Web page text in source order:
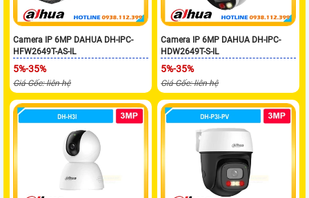
Camera IP 6MP DAHUA DH-IPC-
HFW2649T-AS-IL
5%-35%
Giá Gốc: liên hệ
Camera IP 6MP DAHUA DH-IPC-
HDW2649T-S-IL
5%-35%
Giá Gốc: liên hệ